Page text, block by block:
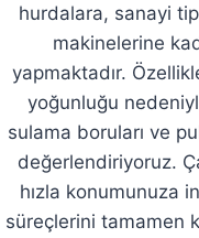
hurdalara, sanayi
makinelerine
yapmaktadır.
yoğunluğu
sulama boruları ve
değerlendiriyoruz.
hızla konumunuza
süreçlerini tamamen